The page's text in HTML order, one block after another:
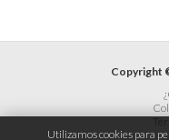
Copyright
Utilizamos cookies para